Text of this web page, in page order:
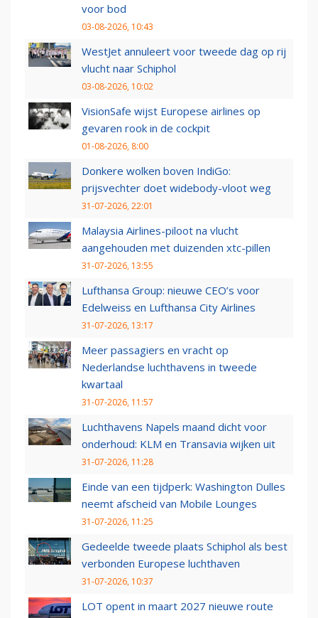
voor bod
03-08-2026, 10:43
WestJet annuleert voor tweede dag op rij
vlucht naar Schiphol
03-08-2026, 10:02
VisionSafe wijst Europese airlines op
gevaren rook in de cockpit
01-08-2026, 8:00
Donkere wolken boven IndiGo:
prijsvechter doet widebody-vloot weg
31-07-2026, 22:01
Malaysia Airlines-piloot na vlucht
aangehouden met duizenden xtc-pillen
31-07-2026, 13:55
Lufthansa Group: nieuwe CEO’s voor
Edelweiss en Lufthansa City Airlines
31-07-2026, 13:17
Meer passagiers en vracht op
Nederlandse luchthavens in tweede
kwartaal
31-07-2026, 11:57
Luchthavens Napels maand dicht voor
onderhoud: KLM en Transavia wijken uit
31-07-2026, 11:28
Einde van een tijdperk: Washington Dulles
neemt afscheid van Mobile Lounges
31-07-2026, 11:25
Gedeelde tweede plaats Schiphol als best
verbonden Europese luchthaven
31-07-2026, 10:37
LOT opent in maart 2027 nieuwe route